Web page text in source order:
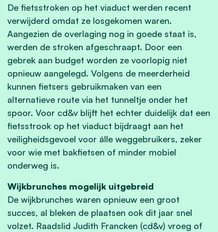
De fietsstroken op het viaduct werden recent
verwijderd omdat ze losgekomen waren.
Aangezien de overlaging nog in goede staat is,
werden de stroken afgeschraapt. Door een
gebrek aan budget worden ze voorlopig niet
opnieuw aangelegd. Volgens de meerderheid
kunnen fietsers gebruikmaken van een
alternatieve route via het tunneltje onder het
spoor. Voor cd&v blijft het echter duidelijk dat een
fietsstrook op het viaduct bijdraagt aan het
veiligheidsgevoel voor álle weggebruikers, zeker
voor wie met bakfietsen of minder mobiel
onderweg is.
Wijkbrunches mogelijk uitgebreid
De wijkbrunches waren opnieuw een groot
succes, al bleken de plaatsen ook dit jaar snel
volzet. Raadslid Judith Francken (cd&v) vroeg of